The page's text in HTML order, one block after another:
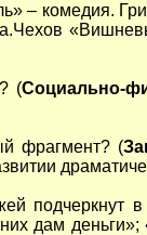
– комедия.
(Социально-
фрагмент? (
дам